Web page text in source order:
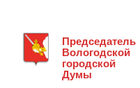
Председатель
Вологодской
городской
Думы